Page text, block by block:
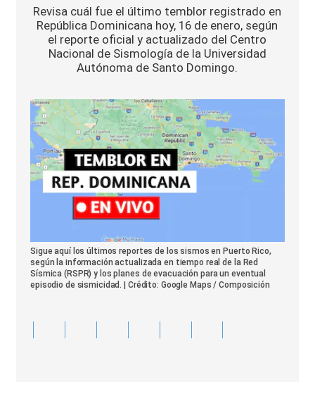
Revisa cuál fue el último temblor registrado en
República Dominicana hoy, 16 de enero, según
el reporte oficial y actualizado del Centro
Nacional de Sismología de la Universidad
Autónoma de Santo Domingo.
Sigue aquí los últimos reportes de los sismos en Puerto Rico,
según la información actualizada en tiempo real de la Red
Sísmica (RSPR) y los planes de evacuación para un eventual
episodio de sismicidad. | Crédito: Google Maps / Composición